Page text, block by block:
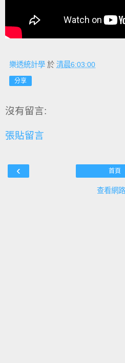
樂透統計學 於 清晨6:03:00
分享
沒有留言:
張貼留言
‹ 首頁
查看網